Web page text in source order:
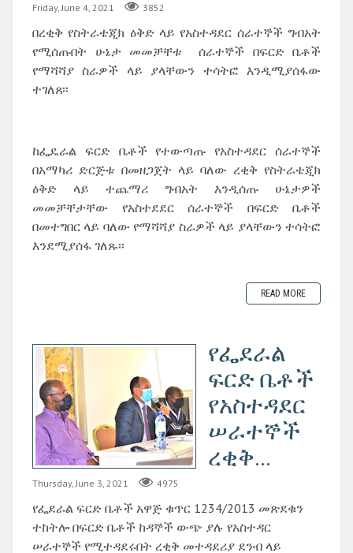
Friday, June 4, 2021 3852
በረቂቅ የስትራቴጂክ ዕቅድ ላይ የአስተዳደር ሰራተኞች ግብአት
የሚሰጡበት ሁኔታ መመቻቸቱ ሰራተኞች በፍርድ ቤቶች
የማሻሻያ ስራዎች ላይ ያላቸውን ተሳትፎ እንዲሚያሰፋው
ተገለጸ፡፡
ከፌዴራል ፍርድ ቤቶች የተውጣጡ የአስተዳደር ሰራተኞች
በአማካሪ ድርጅቱ በመዘጋጀት ላይ ባለው ረቂቅ የስትራቴጂክ
ዕቅድ ላይ ተጨማሪ ግብአት እንዲሰጡ ሁኔታዎች
መመቻቸታቸው የአስተደደር ሰራተኞች በፍርድ ቤቶች
በመተግበር ላይ ባለው የማሻሻያ ስራዎች ላይ ያላቸውን ተሳትፎ
እንደሚያሰፋ ገለጹ፡፡
READ MORE
የፌደራል
ፍርድ ቤቶች
የአስተዳደር
ሠራተኞች
ረቂቅ...
Thursday, June 3, 2021 4975
የፌደራል ፍርድ ቤቶች አዋጅ ቁጥር 1234/2013 መጽደቁን
ተከትሎ በፍርድ ቤቶች ከዳኞች ውጭ ያሉ የአስተዳር
ሠራተኞች የሚተዳደሩበት ረቂቅ መተዳደሪያ ደንብ ላይ